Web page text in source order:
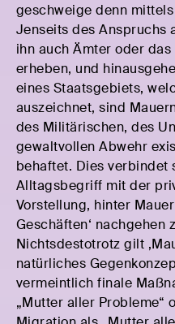
geschweige denn
Jenseits des Anspruchs
ihn auch Ämter oder das
erheben, und
eines Staatsgebiets,
auszeichnet, sind
des Militärischen, des
gewaltvollen Abwehr
behaftet. Dies verbindet
Alltagsbegriff mit der
Vorstellung, hinter
Geschäften‘ nachgehen
Nichtsdestotrotz gilt
natürliches
vermeintlich finale
„Mutter aller Probleme“